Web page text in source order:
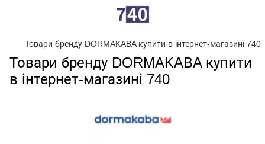
Товари бренду DORMAKABA купити в інтернет-магазині 740
Товари бренду DORMAKABA купити
в інтернет-магазині 740